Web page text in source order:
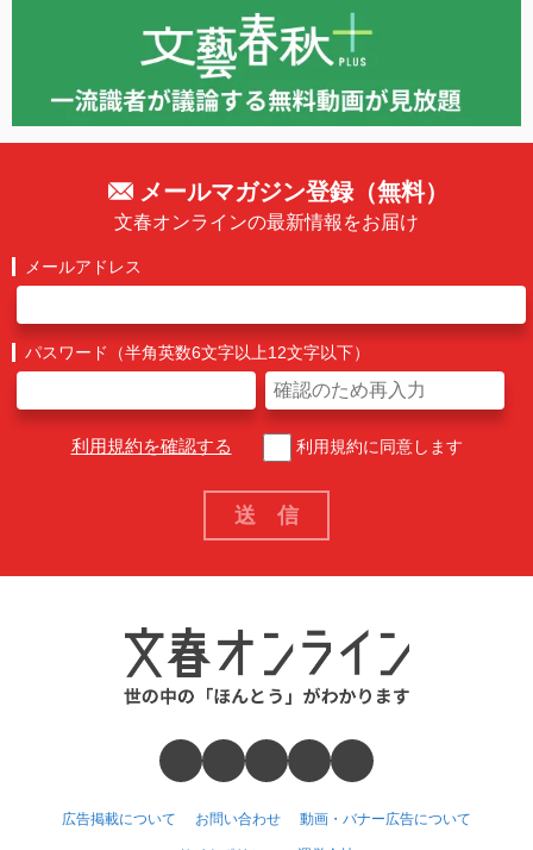
メールマガジン登録（無料）
文春オンラインの最新情報をお届け
メールアドレス
パスワード（半角英数6文字以上12文字以下）
利用規約を確認する 利用規約に同意します
広告掲載について お問い合わせ 動画・バナー広告について